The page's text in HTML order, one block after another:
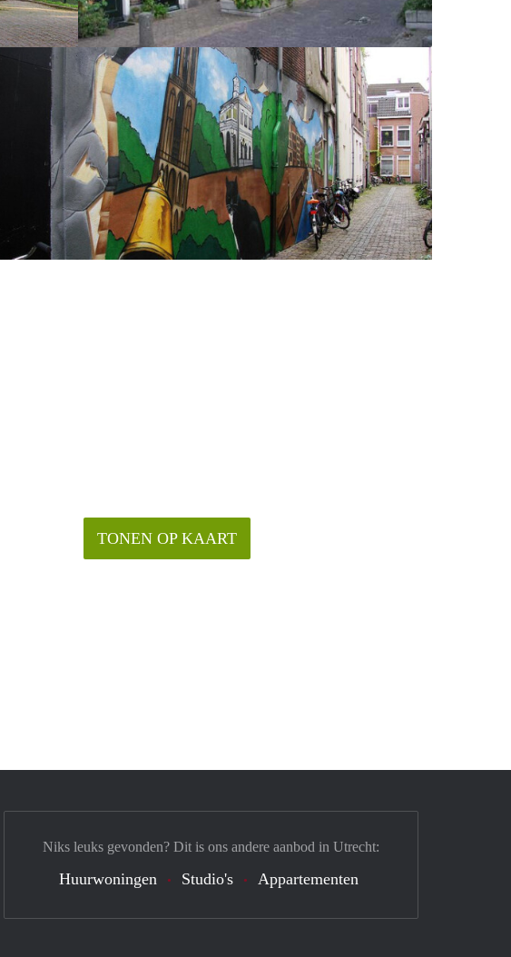
TONEN OP KAART
Niks leuks gevonden? Dit is ons andere aanbod in Utrecht:
Huurwoningen Studio's Appartementen